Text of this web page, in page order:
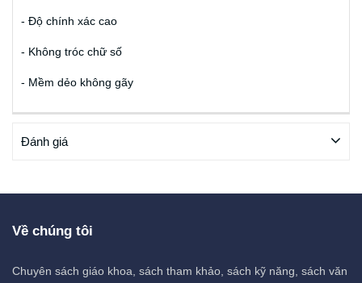
- Độ chính xác cao
- Không tróc chữ số
- Mềm dẻo không gãy
Đánh giá
Về chúng tôi
Chuyên sách giáo khoa, sách tham khảo, sách kỹ năng, sách văn